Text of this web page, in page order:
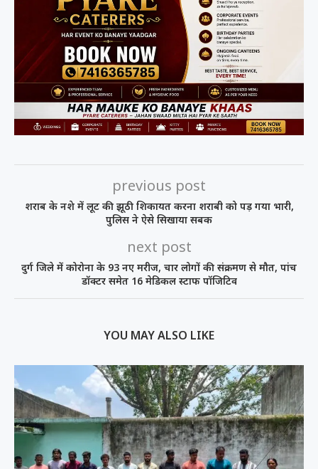
previous post
शराब के नशे में लूट की झूठी शिकायत करना शराबी को पड़ गया भारी,
पुलिस ने ऐसे सिखाया सबक
next post
दुर्ग जिले में कोरोना के 93 नए मरीज, चार लोगों की संक्रमण से मौत, पांच
डॉक्टर समेत 16 मेडिकल स्टाफ पॉजिटिव
YOU MAY ALSO LIKE